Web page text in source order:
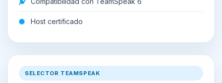
Host certificado
SELECTOR TEAMSPEAK